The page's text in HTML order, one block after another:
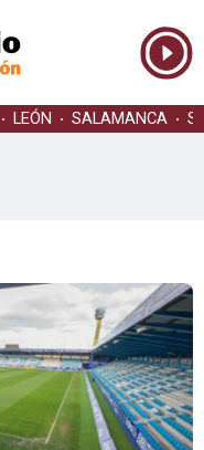
LEÓN SALAMANCA